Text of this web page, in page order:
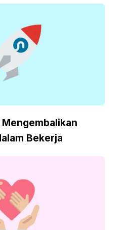
Bekerja